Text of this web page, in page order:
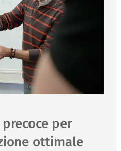
per
ottimale